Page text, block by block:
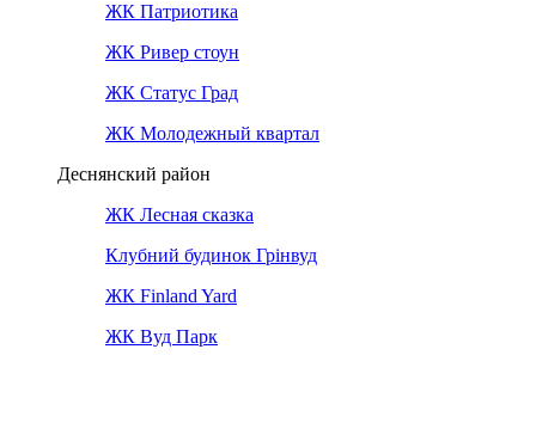
ЖК Патриотика
ЖК Ривер стоун
ЖК Статус Град
ЖК Молодежный квартал
Деснянский район
ЖК Лесная сказка
Клубний будинок Грінвуд
ЖК Finland Yard
ЖК Вуд Парк